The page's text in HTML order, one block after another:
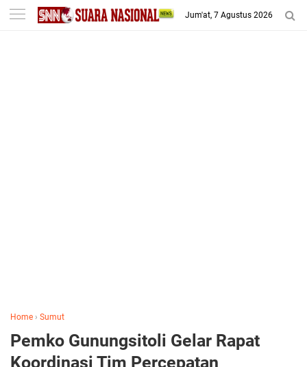
-->
Jum'at, 7 Agustus 2026
Home › Sumut
Pemko Gunungsitoli Gelar Rapat
Koordinasi Tim Percepatan